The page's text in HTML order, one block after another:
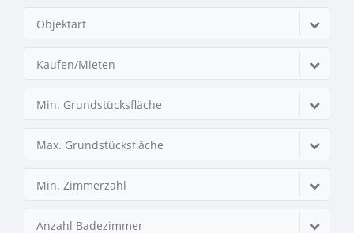
Objektart
Kaufen/Mieten
Min. Grundstücksfläche
Max. Grundstücksfläche
Min. Zimmerzahl
Anzahl Badezimmer